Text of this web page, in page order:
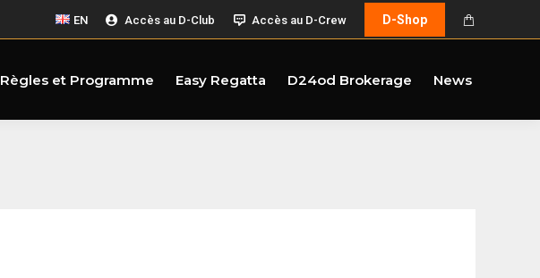
EN Accès au D-Club Accès au D-Crew D-Shop
Règles et Programme Easy Regatta D24od Brokerage News